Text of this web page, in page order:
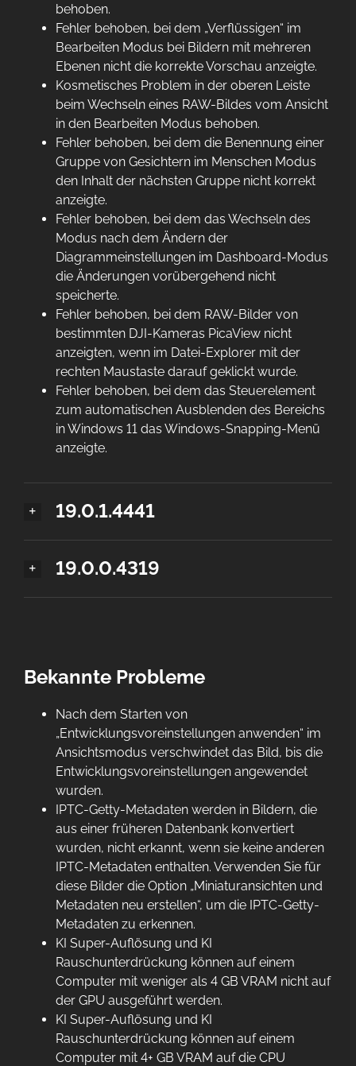
behoben.
Fehler behoben, bei dem „Verflüssigen“ im
Bearbeiten Modus bei Bildern mit mehreren
Ebenen nicht die korrekte Vorschau anzeigte.
Kosmetisches Problem in der oberen Leiste
beim Wechseln eines RAW-Bildes vom Ansicht
in den Bearbeiten Modus behoben.
Fehler behoben, bei dem die Benennung einer
Gruppe von Gesichtern im Menschen Modus
den Inhalt der nächsten Gruppe nicht korrekt
anzeigte.
Fehler behoben, bei dem das Wechseln des
Modus nach dem Ändern der
Diagrammeinstellungen im Dashboard-Modus
die Änderungen vorübergehend nicht
speicherte.
Fehler behoben, bei dem RAW-Bilder von
bestimmten DJI-Kameras PicaView nicht
anzeigten, wenn im Datei-Explorer mit der
rechten Maustaste darauf geklickt wurde.
Fehler behoben, bei dem das Steuerelement
zum automatischen Ausblenden des Bereichs
in Windows 11 das Windows-Snapping-Menü
anzeigte.
19.0.1.4441
19.0.0.4319
Bekannte Probleme
Nach dem Starten von
„Entwicklungsvoreinstellungen anwenden“ im
Ansichtsmodus verschwindet das Bild, bis die
Entwicklungsvoreinstellungen angewendet
wurden.
IPTC-Getty-Metadaten werden in Bildern, die
aus einer früheren Datenbank konvertiert
wurden, nicht erkannt, wenn sie keine anderen
IPTC-Metadaten enthalten. Verwenden Sie für
diese Bilder die Option „Miniaturansichten und
Metadaten neu erstellen“, um die IPTC-Getty-
Metadaten zu erkennen.
KI Super-Auflösung und KI
Rauschunterdrückung können auf einem
Computer mit weniger als 4 GB VRAM nicht auf
der GPU ausgeführt werden.
KI Super-Auflösung und KI
Rauschunterdrückung können auf einem
Computer mit 4+ GB VRAM auf die CPU